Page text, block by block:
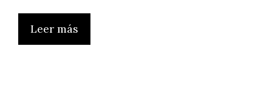
Leer más